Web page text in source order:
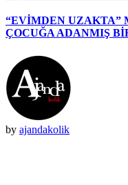
“EVİMDEN UZAKTA”
ÇOCUĞA ADANMIŞ
by ajandakolik